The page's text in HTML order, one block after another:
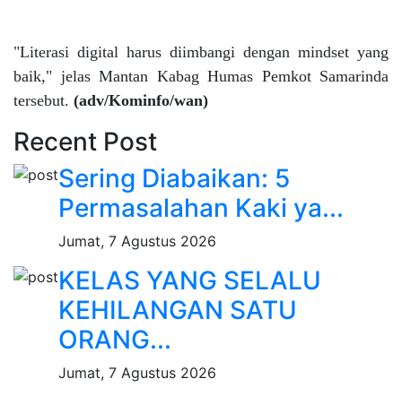
"Literasi digital harus diimbangi dengan mindset yang
baik," jelas Mantan Kabag Humas Pemkot Samarinda
tersebut. (adv/Kominfo/wan)
Recent Post
Sering Diabaikan: 5
Permasalahan Kaki ya...
Jumat, 7 Agustus 2026
KELAS YANG SELALU
KEHILANGAN SATU
ORANG...
Jumat, 7 Agustus 2026